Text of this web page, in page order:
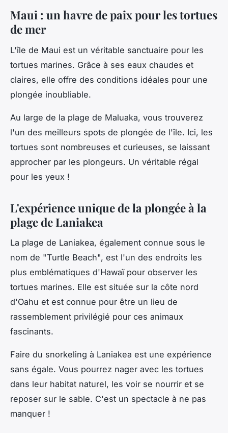
Maui : un havre de paix pour les tortues
de mer
L'île de Maui est un véritable sanctuaire pour les
tortues marines. Grâce à ses eaux chaudes et
claires, elle offre des conditions idéales pour une
plongée inoubliable.
Au large de la plage de Maluaka, vous trouverez
l'un des meilleurs spots de plongée de l'île. Ici, les
tortues sont nombreuses et curieuses, se laissant
approcher par les plongeurs. Un véritable régal
pour les yeux !
L'expérience unique de la plongée à la
plage de Laniakea
La plage de Laniakea, également connue sous le
nom de "Turtle Beach", est l'un des endroits les
plus emblématiques d'Hawaï pour observer les
tortues marines. Elle est située sur la côte nord
d'Oahu et est connue pour être un lieu de
rassemblement privilégié pour ces animaux
fascinants.
Faire du snorkeling à Laniakea est une expérience
sans égale. Vous pourrez nager avec les tortues
dans leur habitat naturel, les voir se nourrir et se
reposer sur le sable. C'est un spectacle à ne pas
manquer !